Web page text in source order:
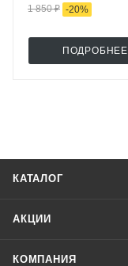
1 850 ₽ -20%
ПОДРОБНЕЕ
КАТАЛОГ
АКЦИИ
КОМПАНИЯ